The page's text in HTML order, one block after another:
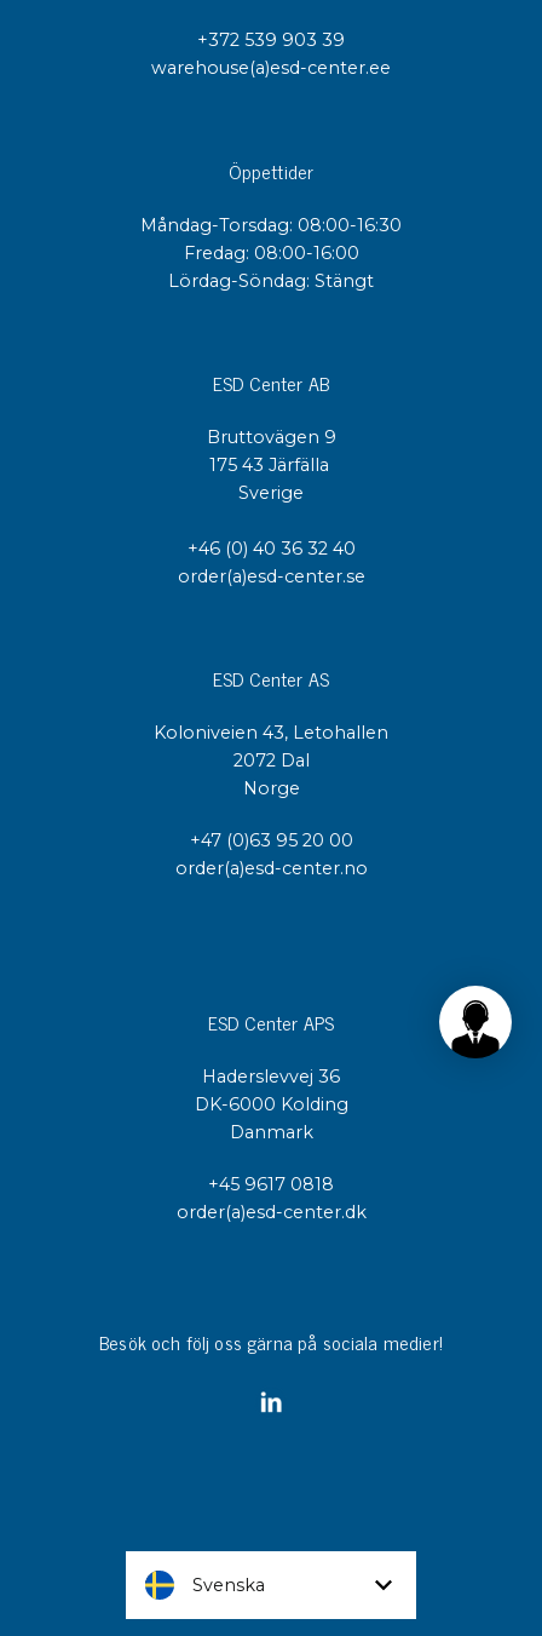
+372 539 903 39
warehouse(a)esd-center.ee
Öppettider
Måndag-Torsdag: 08:00-16:30
Fredag: 08:00-16:00
Lördag-Söndag: Stängt
ESD Center AB
Bruttovägen 9
175 43 Järfälla
Sverige
+46 (0) 40 36 32 40
order(a)esd-center.se
ESD Center AS
Koloniveien 43, Letohallen
2072 Dal
Norge
+47 (0)63 95 20 00
order(a)esd-center.no
ESD Center APS
Haderslevvej 36
DK-6000 Kolding
Danmark
+45 9617 0818
order(a)esd-center.dk
Besök och följ oss gärna på sociala medier!
Svenska